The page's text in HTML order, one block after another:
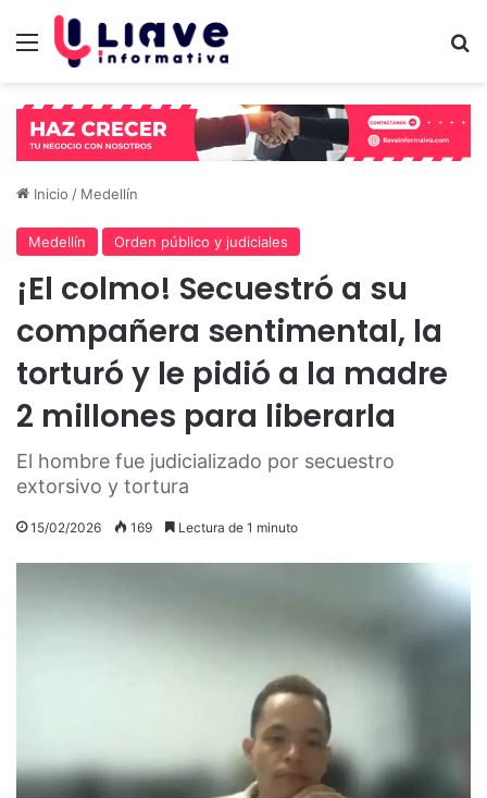
Menú
Inicio / Medellín
Medellín Orden público y judiciales
¡El colmo! Secuestró a su
compañera sentimental, la
torturó y le pidió a la madre
2 millones para liberarla
El hombre fue judicializado por secuestro
extorsivo y tortura
15/02/2026 169 Lectura de 1 minuto